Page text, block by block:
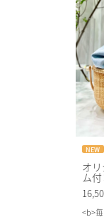
NEW
オ
ム付
<b>